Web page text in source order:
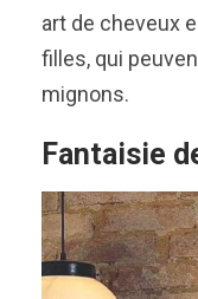
art de cheveux
filles, qui
mignons.
Fantaisie